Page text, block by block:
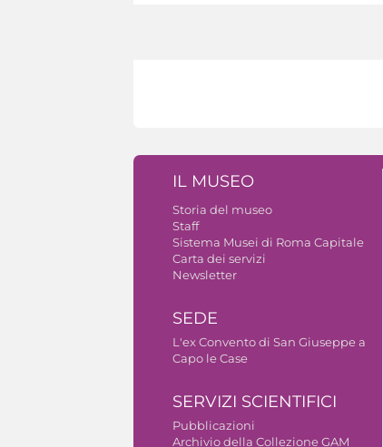
IL MUSEO
Storia del museo
Staff
Sistema Musei di Roma Capitale
Carta dei servizi
Newsletter
SEDE
L'ex Convento di San Giuseppe a
Capo le Case
SERVIZI SCIENTIFICI
Pubblicazioni
Archivio della Collezione GAM